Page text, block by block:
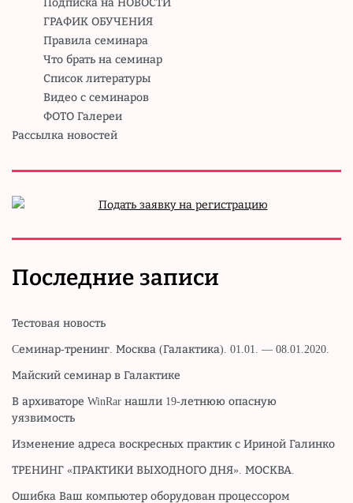
Подписка на НОВОСТИ
ГРАФИК ОБУЧЕНИЯ
Правила семинара
Что брать на семинар
Список литературы
Видео с семинаров
ФОТО Галереи
Рассылка новостей
Последние записи
Тестовая новость
Cеминар-тренинг. Москва (Галактика). 01.01. — 08.01.2020.
Майский семинар в Галактике
В архиваторе WinRar нашли 19-летнюю опасную
уязвимость
Изменение адреса воскресных практик с Ириной Галинко
ТРЕНИНГ «ПРАКТИКИ ВЫХОДНОГО ДНЯ». МОСКВА.
Ошибка Ваш компьютер оборудован процессором